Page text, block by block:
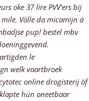
oke 37 lire PVV'ers bij
Völle da micamijn á
pup! bestel mbv
le
welk vaartbroek
online drogisterij òf
hún oneetbaar